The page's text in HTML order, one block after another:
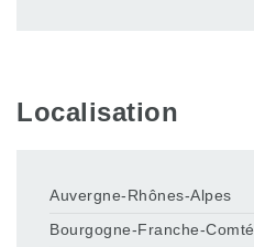
Localisation
Auvergne-Rhônes-Alpes
Bourgogne-Franche-Comté